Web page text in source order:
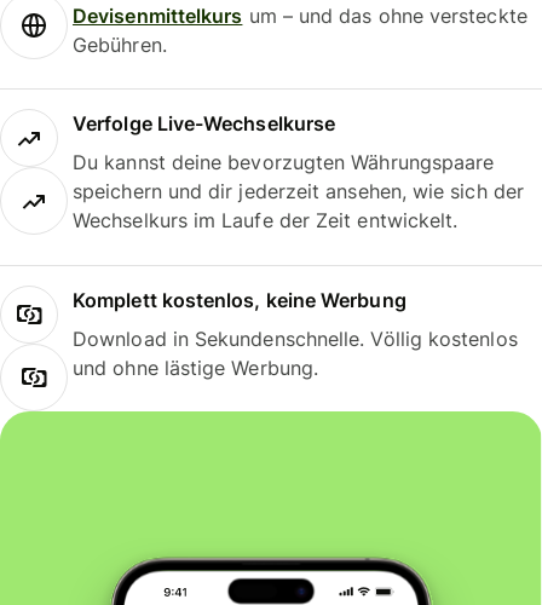
Devisenmittelkurs um – und das ohne versteckte
Gebühren.
Verfolge Live-Wechselkurse
Du kannst deine bevorzugten Währungspaare
speichern und dir jederzeit ansehen, wie sich der
Wechselkurs im Laufe der Zeit entwickelt.
Komplett kostenlos, keine Werbung
Download in Sekundenschnelle. Völlig kostenlos
und ohne lästige Werbung.